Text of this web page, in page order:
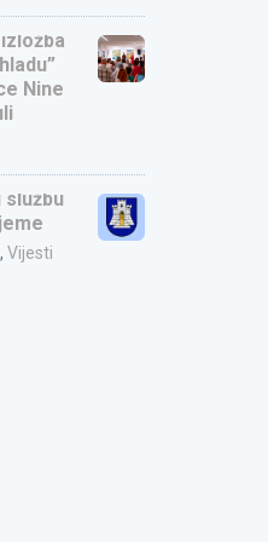
Nine
službu
, Vijesti